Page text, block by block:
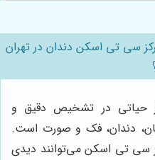
سی تی اسکن دندان در تهران
حیاتی در تشخیص دقیق و
دندان، فک و صورت است.
سی تی اسکن می‌توانند دیدی